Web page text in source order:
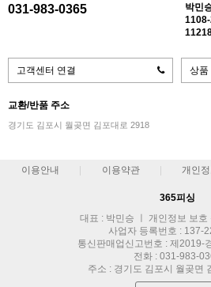
031-983-0365
박민
고객센터 연결 상품
교환/반품 주소
경기도 김포시 월곶면 김포대로 2918
이용안내 이용약관 개인
365피싱
대표 : 박민승 ㅣ 개인정보 보호
사업자 등록번호 : 137-
통신판매업신고번호 : 제2019-
전화 : 031-983-
주소 : 경기도 김포시 월곶면